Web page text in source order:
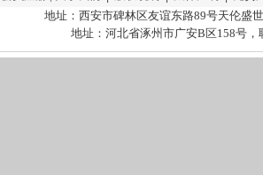
地址：西安市碑林区友谊东路89号天伦盛
地址：河北省涿州市广安B区158号